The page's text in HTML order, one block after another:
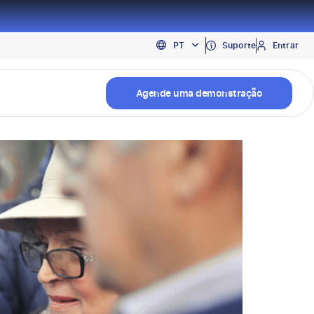
PT
EN
ES
Suporte Entrar
Agende uma demonstração